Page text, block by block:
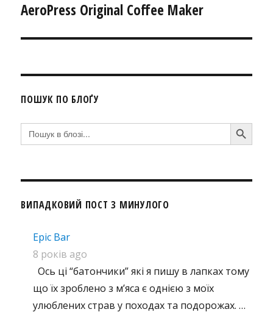
Наступний
AeroPress Original Coffee Maker
ПОШУК ПО БЛОҐУ
Search
for:
SEARCH BUTTON
ВИПАДКОВИЙ ПОСТ З МИНУЛОГО
Epic Bar
8 років ago
Ось ці “батончики” які я пишу в лапках тому
що їх зроблено з м’яса є однією з моїх
улюблених страв у походах та подорожах. …